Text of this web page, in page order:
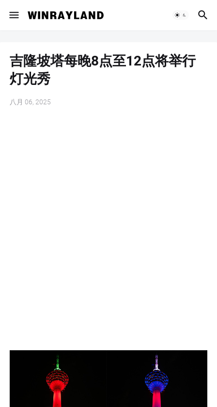
吉隆坡塔每晚8点至12点将举行
灯光秀
八月 06, 2025